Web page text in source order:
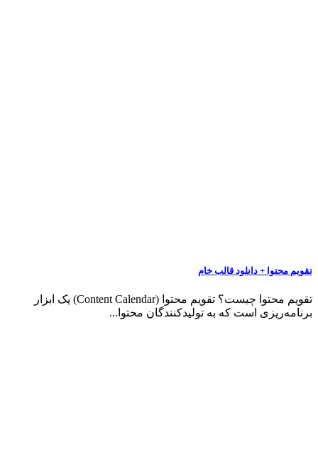
تقویم محتوا + دانلود قالب خام
تقویم محتوا چیست؟ تقویم محتوا (Content Calendar) یک ابزار
برنامه‌ریزی است که به تولیدکنندگان محتوا...